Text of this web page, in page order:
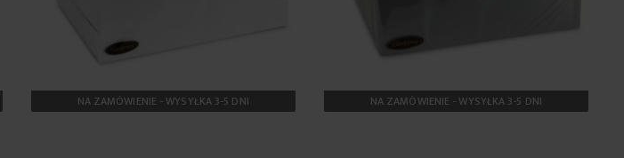
NA ZAMÓWIENIE - WYSYŁKA 3-5 DNI NA ZAMÓWIENIE - WYSYŁKA 3-5 DNI